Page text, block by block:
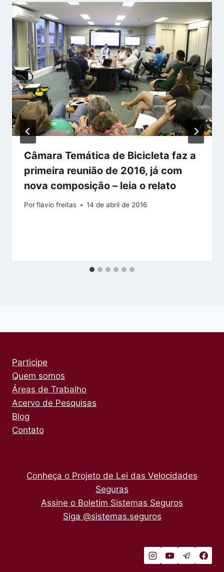
Câmara Temática de Bicicleta faz a
primeira reunião de 2016, já com
nova composição – leia o relato
Porflavio freitas 14 de abril de 2016
Participe
Quem somos
Áreas de Trabalho
Acervo de Pesquisas
Blog
Contato
Conheça o Projeto de Lei das Velocidades
Seguras
Assine o Boletim Sistemas Seguros
Siga @sistemas.seguros